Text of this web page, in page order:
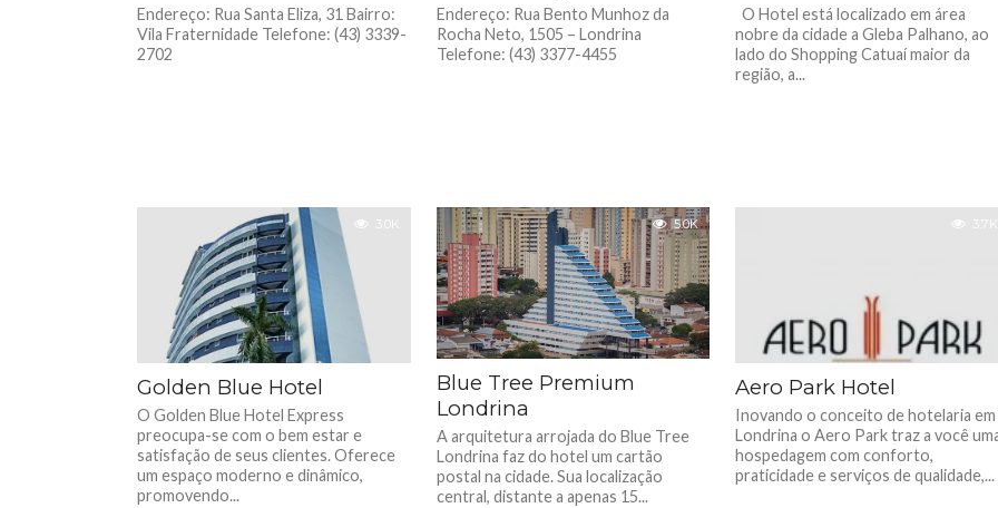
Endereço: Rua Santa Eliza, 31 Bairro:
Vila Fraternidade Telefone: (43) 3339-
2702
Endereço: Rua Bento Munhoz da
Rocha Neto, 1505 – Londrina
Telefone: (43) 3377-4455
O Hotel está localizado em área
nobre da cidade a Gleba Palhano, ao
lado do Shopping Catuaí maior da
região, a...
3.0K
Golden Blue Hotel
O Golden Blue Hotel Express
preocupa-se com o bem estar e
satisfação de seus clientes. Oferece
um espaço moderno e dinâmico,
promovendo...
5.0K
Blue Tree Premium
Londrina
A arquitetura arrojada do Blue Tree
Londrina faz do hotel um cartão
postal na cidade. Sua localização
central, distante a apenas 15...
3.7K
Aero Park Hotel
Inovando o conceito de hotelaria em
Londrina o Aero Park traz a você
hospedagem com conforto,
praticidade e serviços de qualidade,...